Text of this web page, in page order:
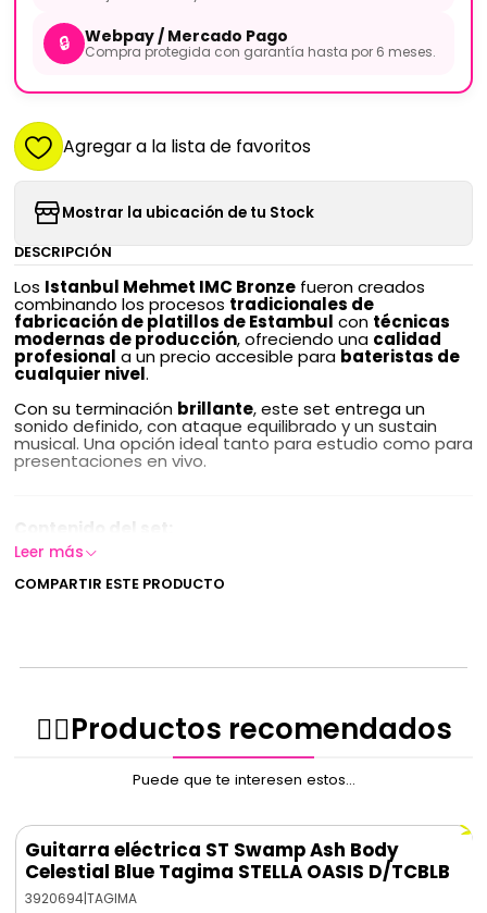
🔒 Webpay / Mercado Pago
Compra protegida con garantía hasta por 6 meses.
Agregar a la lista de favoritos
Mostrar la ubicación de tu Stock
DESCRIPCIÓN
Los Istanbul Mehmet IMC Bronzefueron creados
combinando los procesos tradicionales de
fabricación de platillos de Estambul con técnicas
modernas de producción, ofreciendo una calidad
profesional a un precio accesible para bateristas de
cualquier nivel.
Con su terminación brillante, este set entrega un
sonido definido, con ataque equilibrado y un sustain
musical. Una opción ideal tanto para estudio como para
presentaciones en vivo.
14" IMC Bronze Brilliant Hi-Hat
16" IMC Bronze Brilliant Crash
Fabricados con una mezcla de técnicas
tradicionales y modernas.
Sonido profesional , cálido y versátil.
TerminaciónBrilliantpara un look elegante y
Excelente relación calidad-precio.
Incluyebolso de transporte.
Leer más
COMPARTIR ESTE PRODUCTO
✌🏻️Productos recomendados
Puede que te interesen estos...
Guitarra eléctrica ST Swamp Ash Body
Celestial Blue Tagima STELLA OASIS D/TCBLB
3920694|TAGIMA